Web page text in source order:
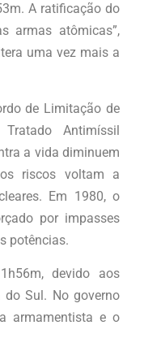
A ratificação do
armas atômicas”,
uma vez mais a
de Limitação de
Antimíssil
a vida diminuem
riscos voltam a
Em 1980, o
por impasses
potências.
devido aos
Sul. No governo
armamentista e o